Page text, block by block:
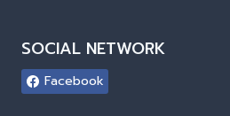
SOCIAL NETWORK
Facebook